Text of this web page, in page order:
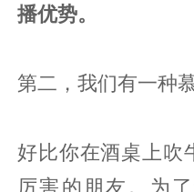
播优势。
第二，我们有一种
好比你在酒桌上吹
厉害的朋友。为